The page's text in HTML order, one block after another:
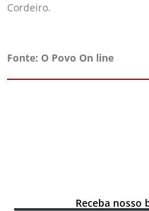
Cordeiro.
Fonte: O Povo On line
Receba